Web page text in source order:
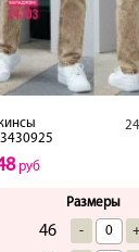
руб
Размеры
46 -